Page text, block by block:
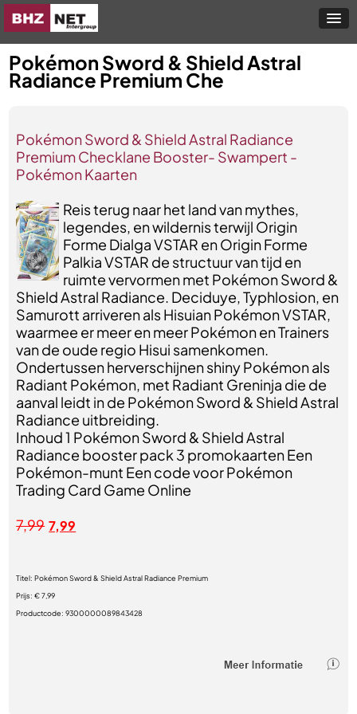
Pokémon Sword & Shield Astral
Radiance Premium Che
Pokémon Sword & Shield Astral Radiance
Premium Checklane Booster- Swampert -
Pokémon Kaarten
Reis terug naar het land van mythes,
legendes, en wildernis terwijl Origin
Forme Dialga VSTAR en Origin Forme
Palkia VSTAR de structuur van tijd en
ruimte vervormen met Pokémon Sword &
Shield Astral Radiance. Deciduye, Typhlosion, en
Samurott arriveren als Hisuian Pokémon VSTAR,
waarmee er meer en meer Pokémon en Trainers
van de oude regio Hisui samenkomen.
Ondertussen herverschijnen shiny Pokémon als
Radiant Pokémon, met Radiant Greninja die de
aanval leidt in de Pokémon Sword & Shield Astral
Radiance uitbreiding.
Inhoud 1 Pokémon Sword & Shield Astral
Radiance booster pack 3 promokaarten Een
Pokémon-munt Een code voor Pokémon
Trading Card Game Online
7,99 7,99
Titel:Pokémon Sword & Shield Astral Radiance Premium
Prijs:€ 7,99
Productcode:9300000089843428